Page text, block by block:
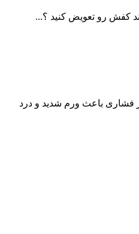
کفش رو تعویض کنید ؟...
فشاری باعث ورم شدید و درد